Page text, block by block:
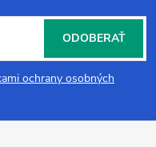
ochrany osobných
ODOBERAŤ